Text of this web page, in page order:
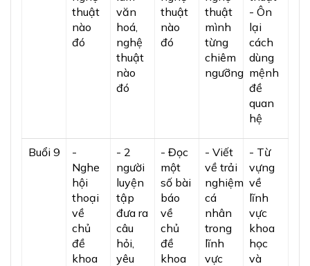
thuật
nào
đó
văn
hoá,
nghệ
thuật
nào
đó
thuật
nào
đó
thuật
mình
từng
chiêm
ngưỡng
- Ôn
lại
cách
dùng
mệnh
đề
quan
hệ
Buổi 9
-
Nghe
hội
thoại
về
chủ
đề
khoa
- 2
người
luyện
tập
đưa ra
câu
hỏi,
yêu
- Đọc
một
số bài
báo
về
chủ
đề
khoa
- Viết
về trải
nghiệm
cá
nhân
trong
lĩnh
vực
- Từ
vựng
về
lĩnh
vực
khoa
học
và